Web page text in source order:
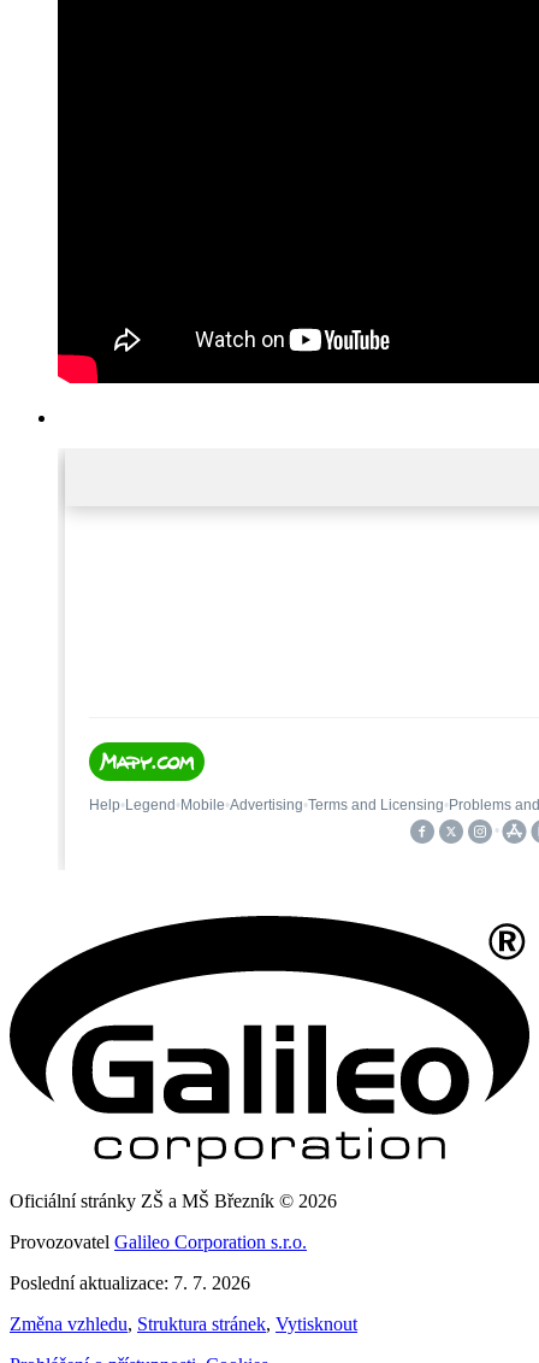
Oficiální stránky ZŠ a MŠ Březník © 2026
Provozovatel Galileo Corporation s.r.o.
Poslední aktualizace: 7. 7. 2026
Změna vzhledu, Struktura stránek, Vytisknout